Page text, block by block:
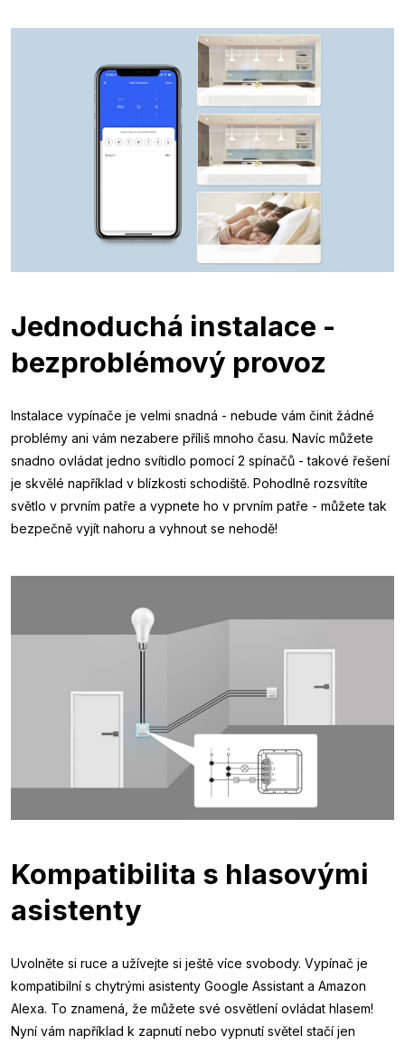
Jednoduchá instalace -
bezproblémový provoz
Instalace vypínače je velmi snadná - nebude vám činit žádné
problémy ani vám nezabere příliš mnoho času. Navíc můžete
snadno ovládat jedno svítidlo pomocí 2 spínačů - takové řešení
je skvělé například v blízkosti schodiště. Pohodlně rozsvítíte
světlo v prvním patře a vypnete ho v prvním patře - můžete tak
bezpečně vyjít nahoru a vyhnout se nehodě!
Kompatibilita s hlasovými
asistenty
Uvolněte si ruce a užívejte si ještě více svobody. Vypínač je
kompatibilní s chytrými asistenty Google Assistant a Amazon
Alexa. To znamená, že můžete své osvětlení ovládat hlasem!
Nyní vám například k zapnutí nebo vypnutí světel stačí jen